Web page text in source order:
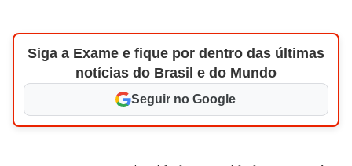
Siga a Exame e fique por dentro das últimas
notícias do Brasil e do Mundo
Seguir no Google